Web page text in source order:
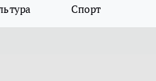
Спорт